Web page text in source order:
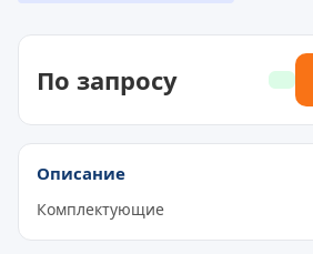
По запросу
Описание
Комплектующие